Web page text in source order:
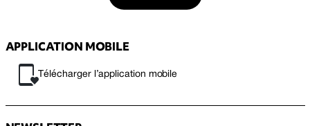
APPLICATION MOBILE
Télécharger l’application mobile